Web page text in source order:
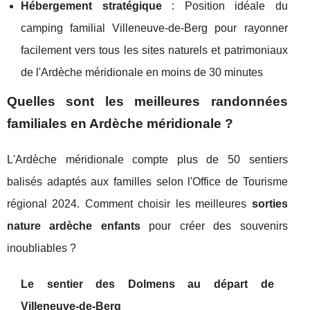
Hébergement stratégique: Position idéale du
camping familial Villeneuve-de-Berg pour rayonner
facilement vers tous les sites naturels et patrimoniaux
de l'Ardèche méridionale en moins de 30 minutes
Quelles sont les meilleures randonnées
familiales en Ardèche méridionale ?
L'Ardèche méridionale compte plus de 50 sentiers
balisés adaptés aux familles selon l'Office de Tourisme
régional 2024. Comment choisir les meilleures sorties
nature ardèche enfantspour créer des souvenirs
inoubliables ?
Le sentier des Dolmens au départ de
Villeneuve-de-Berg